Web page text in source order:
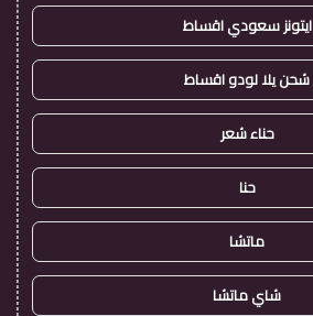
ايتونز سعودي اقساط
شحن يلا لودو اقساط
حناء شعر
حنا
ماتشا
شاي ماتشا